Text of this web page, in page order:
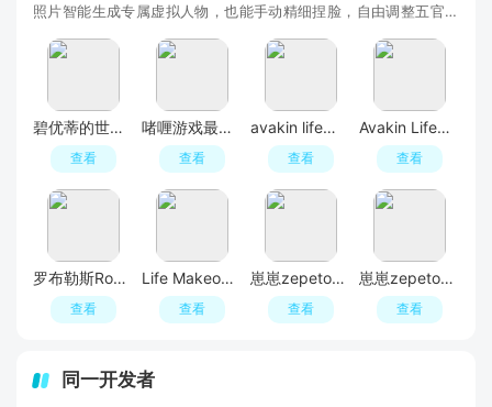
照片智能生成专属虚拟人物，也能手动精细捏脸，自由调整五官、
碧优蒂的世界官方正版
查看
啫喱游戏最新版本(啫喱游戏官方最新版)
查看
avakin life阿瓦金生活游戏最新版
查看
Avakin Life作弊菜单版最新版
查看
罗布勒斯Roblox国际服
查看
Life Makeover以闪亮之名谷歌版
查看
崽崽zepeto官方正版
查看
崽崽zepeto无限金币最新版本(崽崽zepeto国外版)
查看
同一开发者